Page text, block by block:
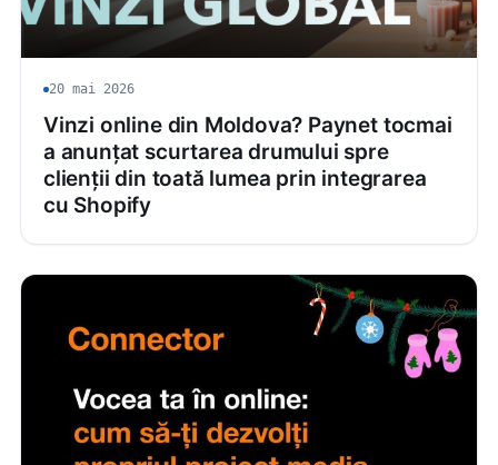
20 mai 2026
Vinzi online din Moldova? Paynet tocmai
a anunțat scurtarea drumului spre
clienții din toată lumea prin integrarea
cu Shopify